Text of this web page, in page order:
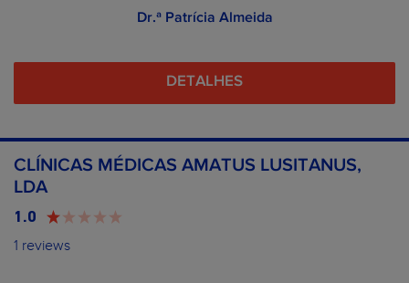
Dr.ª Patrícia Almeida
DETALHES
CLÍNICAS MÉDICAS AMATUS LUSITANUS,
LDA
1.0
1 reviews